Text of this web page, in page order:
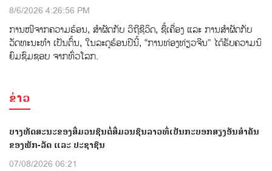
8/6/2026 4:26:56 PM
ການ​​ໜີ​ຈາກ​ຄວາມ​ຮ້ອນ, ​ສຳ​ຜັດ​ກັບ ​ວິ​ຖີ​ຊີ​ວິດ, ​ຊື້​ເຄື່ອງ ແລະ​ ການ​ສຳ​ຜັດ​ກັບ​
ວັດ​ທະ​ນະ​ທຳ ເປັນ​ຕົ້ນ, ໃນ​ລະ​ດູ​ຮ້ອນ​ປີ​ນີ້, “ການ​ທ່ອງ​ທ່ຽວ​ຈີນ” ​ໄດ້​ຮັບ​ຄວາມ​ນິ​
ຍົມ​ຊົມ​ຊອບ ຈາກ​ທົ່ວໂລກ.
ຂ່າວ
ບາງທັດສະນະຂອງສື່ມວນຊົນຕໍ່ສື່ມວນຊົນລາວທີ່ເປັນກະບອກສຽງອັນສຳຄັນ
ຂອງພັກ-ລັດ ແລະ ປະຊາຊົນ
07/08/2026 06:21